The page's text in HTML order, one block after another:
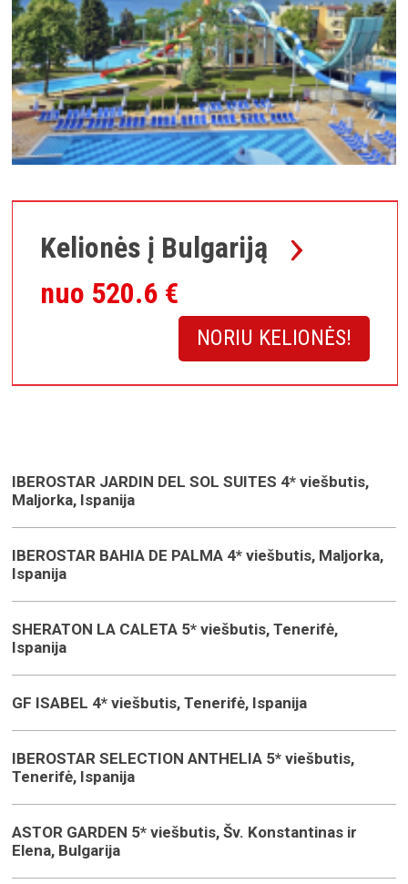
Kelionės į Bulgariją
nuo 520.6 €
NORIU KELIONĖS!
IBEROSTAR JARDIN DEL SOL SUITES 4* viešbutis,
Maljorka, Ispanija
IBEROSTAR BAHIA DE PALMA 4* viešbutis, Maljorka,
Ispanija
SHERATON LA CALETA 5* viešbutis, Tenerifė,
Ispanija
GF ISABEL 4* viešbutis, Tenerifė, Ispanija
IBEROSTAR SELECTION ANTHELIA 5* viešbutis,
Tenerifė, Ispanija
ASTOR GARDEN 5* viešbutis, Šv. Konstantinas ir
Elena, Bulgarija